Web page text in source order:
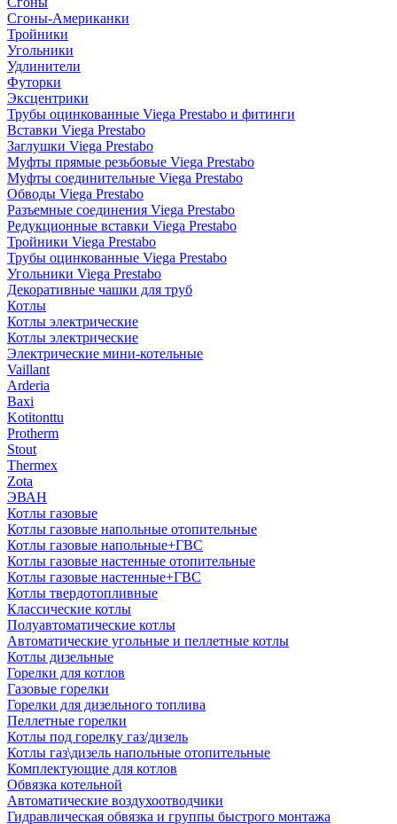
Сгоны-Американки
Тройники
Угольники
Удлинители
Футорки
Эксцентрики
Трубы оцинкованные Viega Prestabo и фитинги
Вставки Viega Prestabo
Заглушки Viega Prestabo
Муфты прямые резьбовые Viega Prestabo
Муфты соединительные Viega Prestabo
Обводы Viega Prestabo
Разъемные соединения Viega Prestabo
Редукционные вставки Viega Prestabo
Тройники Viega Prestabo
Трубы оцинкованные Viega Prestabo
Угольники Viega Prestabo
Декоративные чашки для труб
Котлы
Котлы электрические
Котлы электрические
Электрические мини-котельные
Vaillant
Arderia
Baxi
Kotitonttu
Protherm
Stout
Thermex
Zota
ЭВАН
Котлы газовые
Котлы газовые напольные отопительные
Котлы газовые напольные+ГВС
Котлы газовые настенные отопительные
Котлы газовые настенные+ГВС
Котлы твердотопливные
Классические котлы
Полуавтоматические котлы
Автоматические угольные и пеллетные котлы
Котлы дизельные
Горелки для котлов
Газовые горелки
Горелки для дизельного топлива
Пеллетные горелки
Котлы под горелку газ/дизель
Котлы газ\дизель напольные отопительные
Комплектующие для котлов
Обвязка котельной
Автоматические воздухоотводчики
Гидравлическая обвязка и группы быстрого монтажа